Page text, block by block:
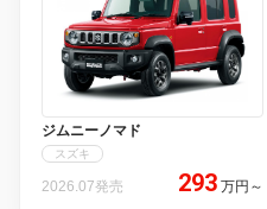
ジムニーノマド
スズキ
2026.07発売 293 万円 ～